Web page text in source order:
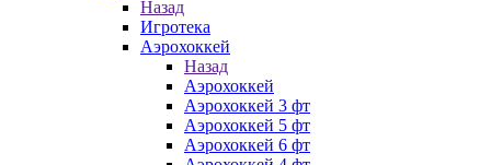
Назад
Игротека
Аэрохоккей
Назад
Аэрохоккей
Аэрохоккей 3 фт
Аэрохоккей 5 фт
Аэрохоккей 6 фт